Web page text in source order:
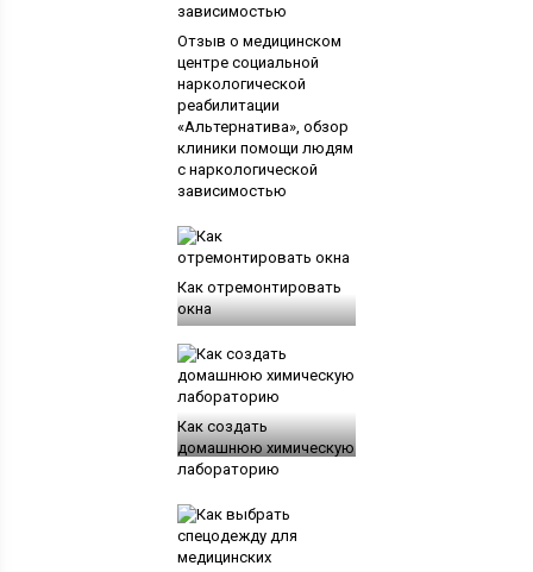
Отзыв о медицинском
центре социальной
наркологической
реабилитации
«Альтернатива», обзор
клиники помощи людям
с наркологической
зависимостью
Как отремонтировать
окна
Как создать
домашнюю химическую
лабораторию